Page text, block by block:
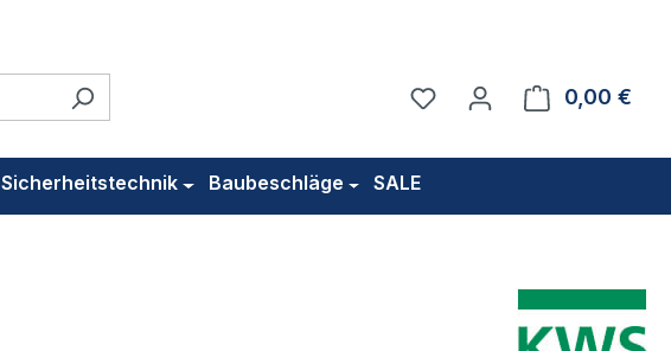
Du hast 0 Produkte auf
0,00 €
Sicherheitstechnik Baubeschläge SALE